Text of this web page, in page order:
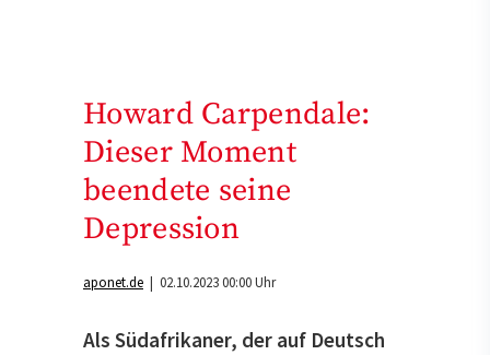
Howard Carpendale:
Dieser Moment
beendete seine
Depression
aponet.de | 02.10.2023 00:00 Uhr
Als Südafrikaner, der auf Deutsch